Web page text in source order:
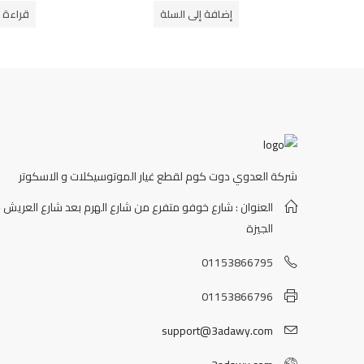
إضافة إلى السلة قراءة
شركة العدوي دوت كوم لقطع غيار الموتوسيكلات و الاسكوتر
العنوان : شارع خوفو متفرع من شارع الهرم بعد شارع
الجيزة
01153866795
01153866796
support@3adawy.com